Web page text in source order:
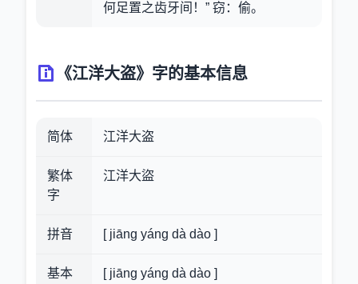
何足置之齿牙间！” 窃：偷。
《江洋大盗》字的基本信息
简体 江洋大盗
繁体
字
江洋大盜
拼音 [ jiāng yáng dà dào ]
基本
[ jiāng yáng dà dào ]